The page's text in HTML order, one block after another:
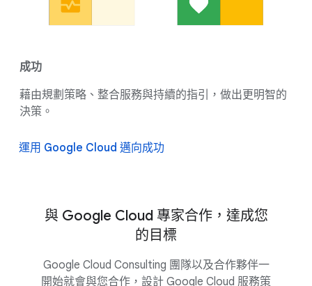
成功
藉由規劃策略、整合服務與持續的指引，做出更明智的
決策。
運用 Google Cloud 邁向成功
與 Google Cloud 專家合作，達成您
的目標
Google Cloud Consulting 團隊以及合作夥伴一
開始就會與您合作，設計 Google Cloud 服務策